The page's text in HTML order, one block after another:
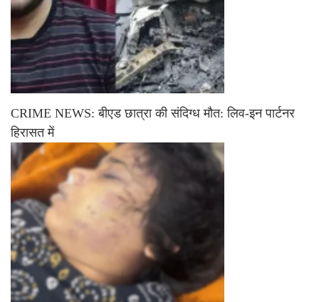
CRIME NEWS: बीएड छात्रा की संदिग्ध मौत: लिव-इन पार्टनर
हिरासत में